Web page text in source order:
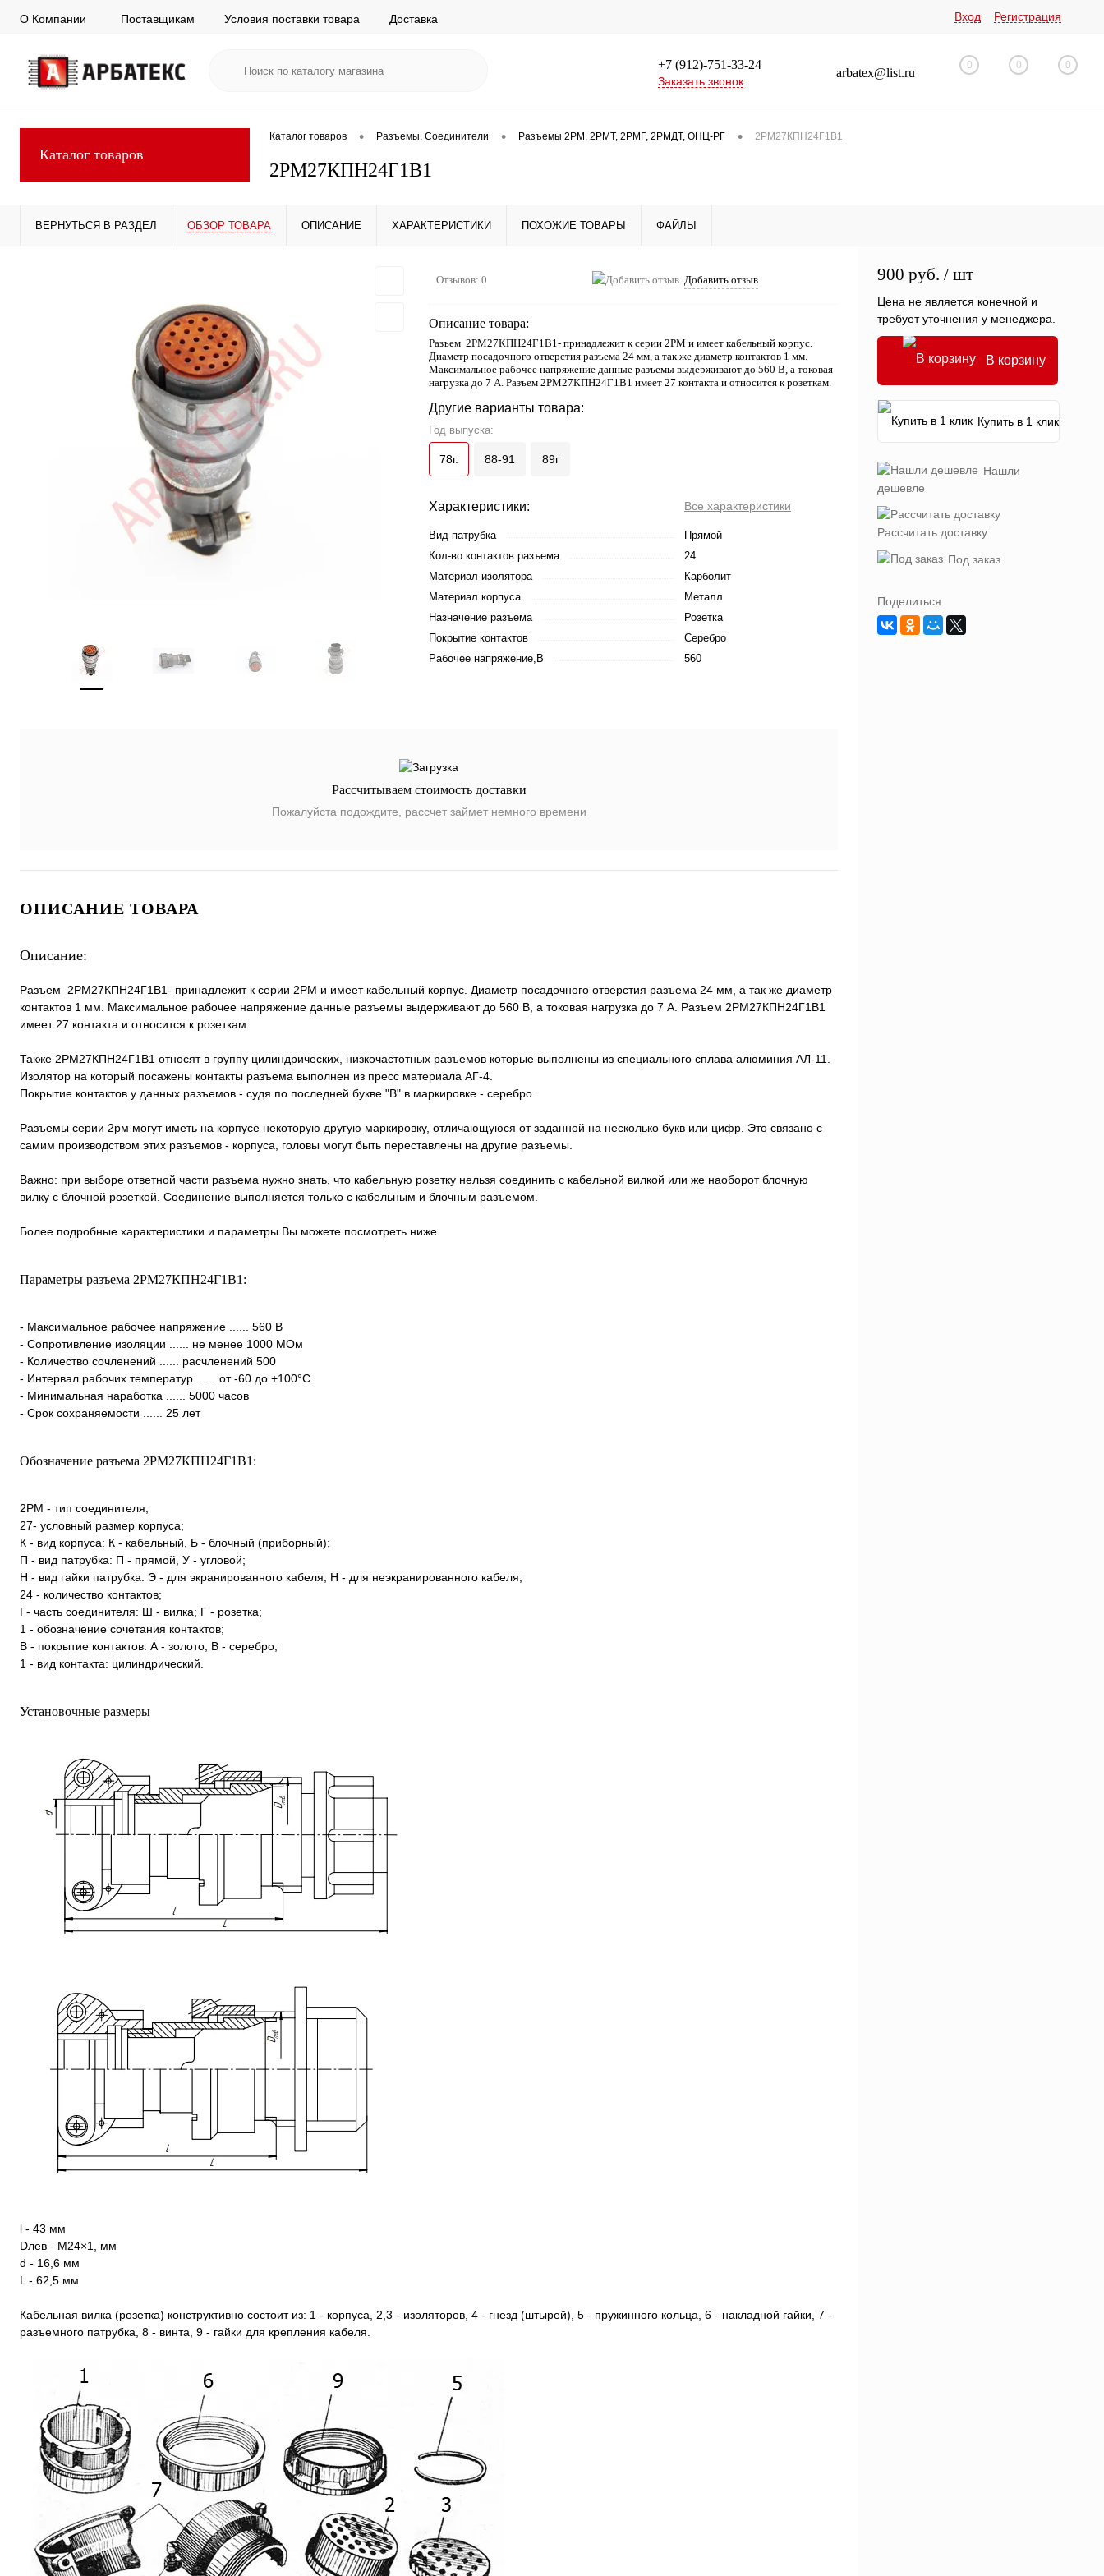
О Компании Поставщикам Условия поставки товара Доставка Вход Регистрация
+7 (912)-751-33-24
Заказать звонок
arbatex@list.ru
0 0 0
Каталог товаров
Каталог товаров • Разъемы, Соединители • Разъемы 2РМ, 2РМТ, 2РМГ, 2РМДТ, ОНЦ-РГ • 2РМ27КПН24Г1В1
2РМ27КПН24Г1В1
ВЕРНУТЬСЯ В РАЗДЕЛ ОБЗОР ТОВАРА ОПИСАНИЕ ХАРАКТЕРИСТИКИ ПОХОЖИЕ ТОВАРЫ ФАЙЛЫ
Отзывов: 0 Добавить отзыв
Описание товара:
Разъем 2РМ27КПН24Г1В1- принадлежит к серии 2РМ и имеет кабельный корпус.
Диаметр посадочного отверстия разъема 24 мм, а так же диаметр контактов 1 мм.
Максимальное рабочее напряжение данные разъемы выдерживают до 560 В, а токовая
нагрузка до 7 А. Разъем 2РМ27КПН24Г1В1 имеет 27 контакта и относится к розеткам.
Другие варианты товара:
Год выпуска:
78г. 88-91 89г
Характеристики: Все характеристики
Вид патрубка
Прямой
Кол-во контактов разъема
24
Материал изолятора
Карболит
Материал корпуса
Металл
Назначение разъема
Розетка
Покрытие контактов
Серебро
Рабочее напряжение,В
560
Рассчитываем стоимость доставки
Пожалуйста подождите, рассчет займет немного времени
ОПИСАНИЕ ТОВАРА
Описание:
Разъем 2РМ27КПН24Г1В1- принадлежит к серии 2РМ и имеет кабельный корпус. Диаметр посадочного отверстия разъема 24 мм, а так же диаметр
контактов 1 мм. Максимальное рабочее напряжение данные разъемы выдерживают до 560 В, а токовая нагрузка до 7 А. Разъем 2РМ27КПН24Г1В1
имеет 27 контакта и относится к розеткам.
Также 2РМ27КПН24Г1В1 относят в группу цилиндрических, низкочастотных разъемов которые выполнены из специального сплава алюминия АЛ-11.
Изолятор на который посажены контакты разъема выполнен из пресс материала АГ-4.
Покрытие контактов у данных разъемов - судя по последней букве "В" в маркировке - серебро.
Разъемы серии 2рм могут иметь на корпусе некоторую другую маркировку, отличающуюся от заданной на несколько букв или цифр. Это связано с
самим производством этих разъемов - корпуса, головы могут быть переставлены на другие разъемы.
Важно: при выборе ответной части разъема нужно знать, что кабельную розетку нельзя соединить с кабельной вилкой или же наоборот блочную
вилку с блочной розеткой. Соединение выполняется только с кабельным и блочным разъемом.
Более подробные характеристики и параметры Вы можете посмотреть ниже.
Параметры разъема 2РМ27КПН24Г1В1:
- Максимальное рабочее напряжение ...... 560 В
- Сопротивление изоляции ...... не менее 1000 МОм
- Количество сочленений ...... расчленений 500
- Интервал рабочих температур ...... от -60 до +100°С
- Минимальная наработка ...... 5000 часов
- Срок сохраняемости ...... 25 лет
Обозначение разъема 2РМ27КПН24Г1В1:
2РМ - тип соединителя;
27- условный размер корпуса;
К - вид корпуса: К - кабельный, Б - блочный (приборный);
П - вид патрубка: П - прямой, У - угловой;
Н - вид гайки патрубка: Э - для экранированного кабеля, Н - для неэкранированного кабеля;
24 - количество контактов;
Г- часть соединителя: Ш - вилка; Г - розетка;
1 - обозначение сочетания контактов;
В - покрытие контактов: А - золото, В - серебро;
1 - вид контакта: цилиндрический.
Установочные размеры
l - 43 мм
Dлев - М24×1, мм
d - 16,6 мм
L - 62,5 мм
Кабельная вилка (розетка) конструктивно состоит из: 1 - корпуса, 2,3 - изоляторов, 4 - гнезд (штырей), 5 - пружинного кольца, 6 - накладной гайки, 7 -
разъемного патрубка, 8 - винта, 9 - гайки для крепления кабеля.
900 руб. / шт
Цена не является конечной и
требует уточнения у менеджера.
В корзину
Купить в 1 клик
Нашли
дешевле
Рассчитать доставку
Под заказ
Поделиться